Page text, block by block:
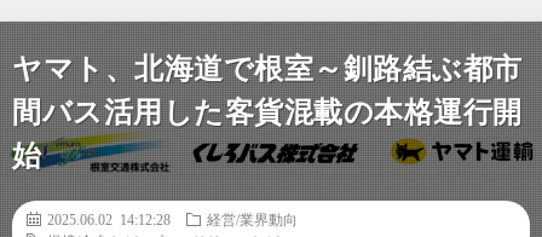
ヤマト、北海道で根室～釧路結ぶ都市
間バス活用した客貨混載の本格運行開
始
2025.06.02 14:12:28
経営/業界動向